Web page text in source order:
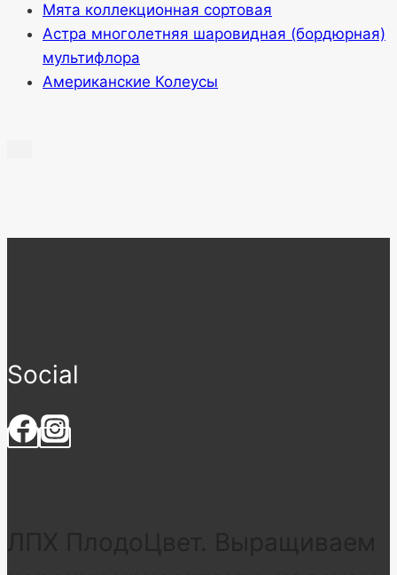
Мята коллекционная сортовая
Астра многолетняя шаровидная (бордюрная)
мультифлора
Американские Колеусы
Social